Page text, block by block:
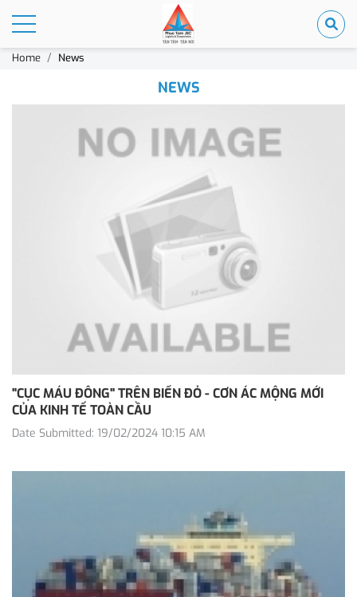
Home News
NEWS
"CỤC MÁU ĐÔNG" TRÊN BIỂN ĐỎ - CƠN ÁC MỘNG MỚI
CỦA KINH TẾ TOÀN CẦU
Date Submitted: 19/02/2024 10:15 AM